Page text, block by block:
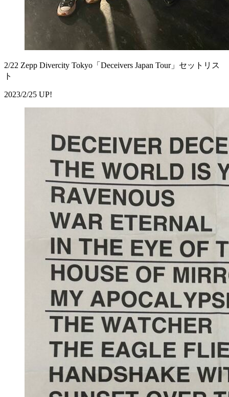
2/22 Zepp Divercity Tokyo「Deceivers Japan Tour」セットリス
ト
2023/2/25 UP!